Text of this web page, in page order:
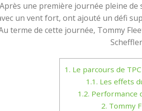
une première journée pleine
un vent fort, ont ajouté un défi
terme de cette journée, Tommy
1. Le parcours de
1.1. Les effets
1.2. Performance
2. Tommy